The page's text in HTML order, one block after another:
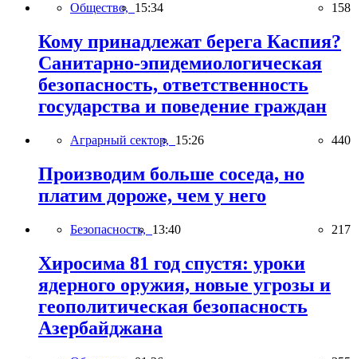
Общество, 15:34 158
Кому принадлежат берега Каспия?
Санитарно-эпидемиологическая
безопасность, ответственность
государства и поведение граждан
Аграрный сектор, 15:26 440
Производим больше соседа, но
платим дороже, чем у него
Безопасность, 13:40 217
Хиросима 81 год спустя: уроки
ядерного оружия, новые угрозы и
геополитическая безопасность
Азербайджана